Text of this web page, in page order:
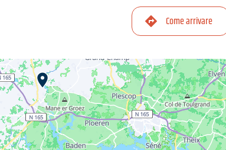
Come arrivare